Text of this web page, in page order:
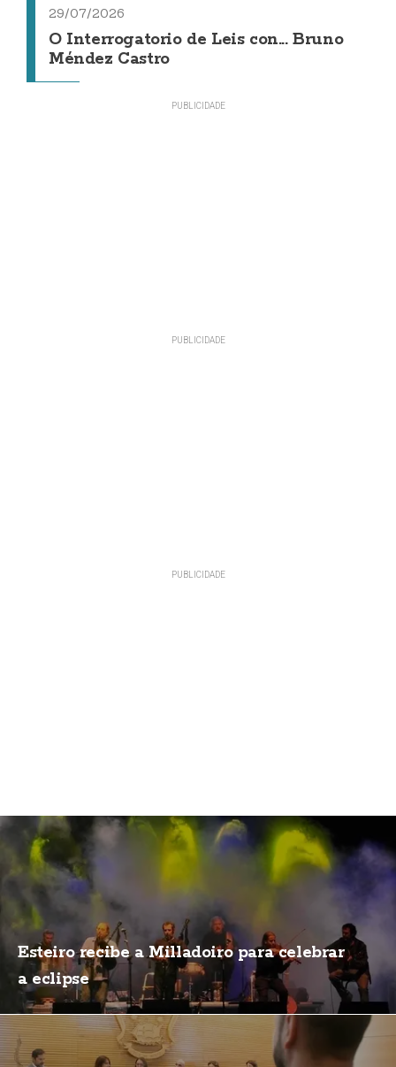
29/07/2026
O Interrogatorio de Leis con... Bruno
Méndez Castro
Esteiro recibe a Milladoiro para celebrar
a eclipse